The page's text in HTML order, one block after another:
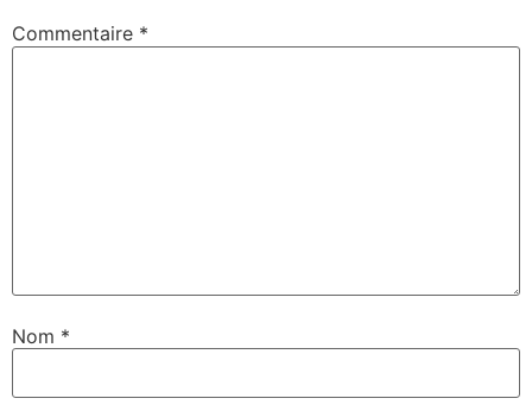
Commentaire *
Nom *